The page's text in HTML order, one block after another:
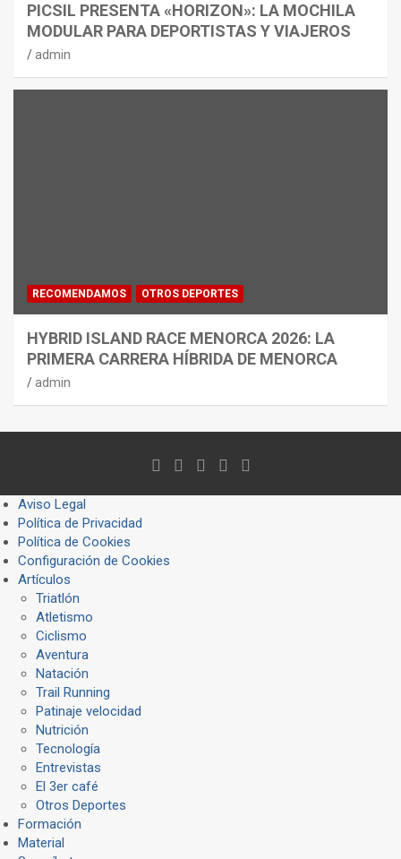
PICSIL PRESENTA «HORIZON»: LA MOCHILA
MODULAR PARA DEPORTISTAS Y VIAJEROS
admin
RECOMENDAMOS OTROS DEPORTES
HYBRID ISLAND RACE MENORCA 2026: LA
PRIMERA CARRERA HÍBRIDA DE MENORCA
admin
Aviso Legal
Política de Privacidad
Política de Cookies
Configuración de Cookies
Artículos
Triatlón
Atletismo
Ciclismo
Aventura
Natación
Trail Running
Patinaje velocidad
Nutrición
Tecnología
Entrevistas
El 3er café
Otros Deportes
Formación
Material